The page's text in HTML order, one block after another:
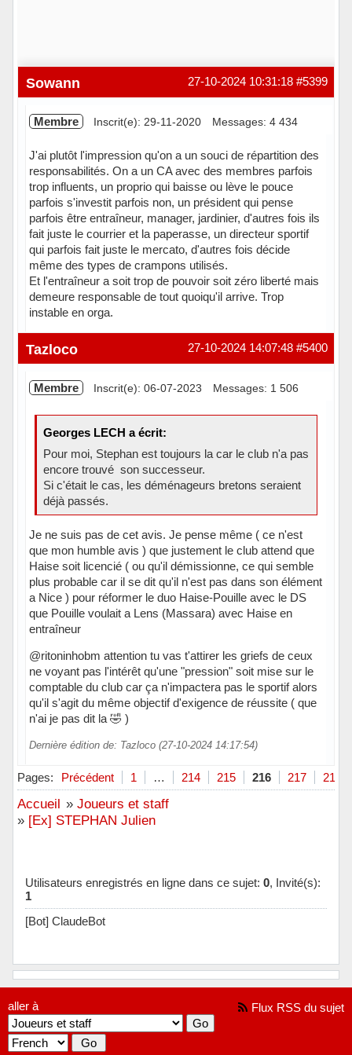
#5399
27-10-2024 10:31:18
Sowann
Membre Inscrit(e): 29-11-2020 Messages: 4 434
J'ai plutôt l'impression qu'on a un souci de répartition des
responsabilités. On a un CA avec des membres parfois
trop influents, un proprio qui baisse ou lève le pouce
parfois s'investit parfois non, un président qui pense
parfois être entraîneur, manager, jardinier, d'autres fois ils
fait juste le courrier et la paperasse, un directeur sportif
qui parfois fait juste le mercato, d'autres fois décide
même des types de crampons utilisés.
Et l'entraîneur a soit trop de pouvoir soit zéro liberté mais
demeure responsable de tout quoiqu'il arrive. Trop
instable en orga.
Hors ligne #5400
27-10-2024 14:07:48
Tazloco
Membre Inscrit(e): 06-07-2023 Messages: 1 506
Georges LECH a écrit:
Pour moi, Stephan est toujours la car le club n'a pas
encore trouvé son successeur.
Si c'était le cas, les déménageurs bretons seraient
déjà passés.
Je ne suis pas de cet avis. Je pense même ( ce n'est
que mon humble avis ) que justement le club attend que
Haise soit licencié ( ou qu'il démissionne, ce qui semble
plus probable car il se dit qu'il n'est pas dans son élément
a Nice ) pour réformer le duo Haise-Pouille avec le DS
que Pouille voulait a Lens (Massara) avec Haise en
entraîneur
@ritoninhobm attention tu vas t'attirer les griefs de ceux
ne voyant pas l'intérêt qu'une "pression" soit mise sur le
comptable du club car ça n'impactera pas le sportif alors
qu'il s'agit du même objectif d'exigence de réussite ( que
n'ai je pas dit la 🤣 )
Dernière édition de: Tazloco (27-10-2024 14:17:54)
Hors ligne
Pages: Précédent 1 … 214 215 216 217 218
Accueil » Joueurs et staff
» [Ex] STEPHAN Julien
Utilisateurs enregistrés en ligne dans ce sujet: 0, Invité(s):
1
[Bot] ClaudeBot
aller à Flux RSS du sujet